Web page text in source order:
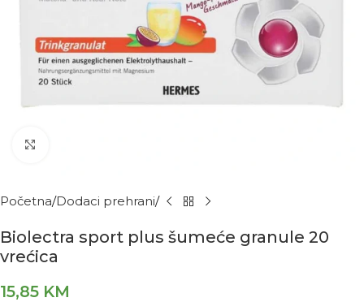
Početna Dodaci prehrani
Biolectra sport plus šumeće granule 20
vrećica
15,85 KM